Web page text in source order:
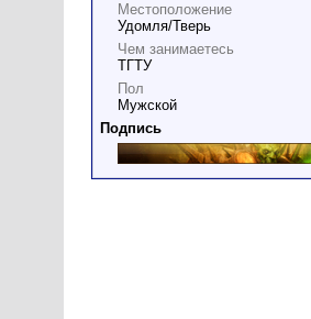
Местоположение
Удомля/Тверь
Чем занимаетесь
ТГТУ
Пол
Мужской
Подпись